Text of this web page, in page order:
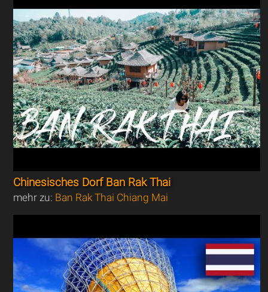
Chinesisches Dorf Ban Rak Thai
mehr zu: Ban Rak Thai Chiang Mai